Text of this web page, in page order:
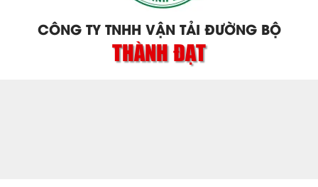
CÔNG TY TNHH VẬN TẢI ĐƯỜNG BỘ
THÀNH ĐẠT